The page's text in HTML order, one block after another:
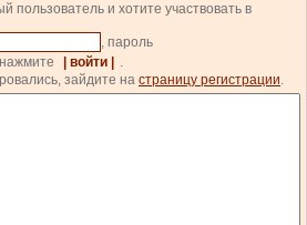
пользователь и хотите участвовать в
, пароль
| войти |
.
зайдите на страницу регистрации.